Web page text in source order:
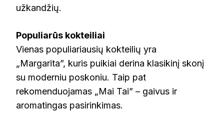
užkandžių.
Populiarūs kokteiliai
Vienas populiariausių kokteilių yra
„Margarita”, kuris puikiai derina klasikinį skonį
su moderniu poskoniu. Taip pat
rekomenduojamas „Mai Tai” – gaivus ir
aromatingas pasirinkimas.